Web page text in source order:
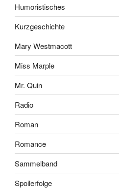
Humoristisches
Kurzgeschichte
Mary Westmacott
Miss Marple
Mr. Quin
Radio
Roman
Romance
Sammelband
Spoilerfolge